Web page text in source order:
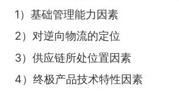
1）基础管理能力因素
2）对逆向物流的定位
3）供应链所处位置因素
4）终极产品技术特性因素